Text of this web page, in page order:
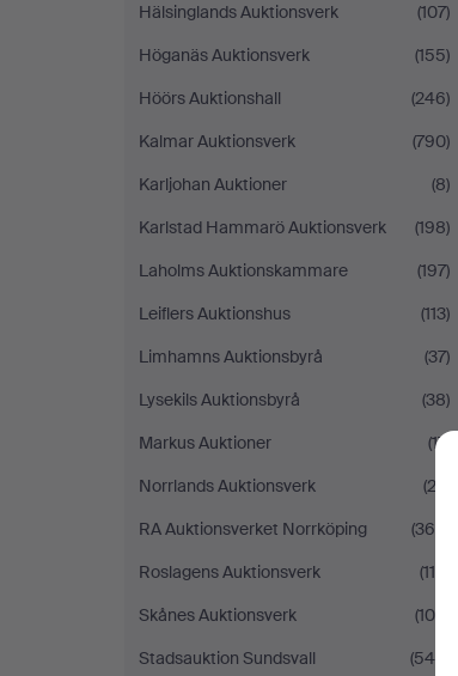
Hälsinglands Auktionsverk
(107)
Höganäs Auktionsverk
(155)
Höörs Auktionshall
(246)
Kalmar Auktionsverk
(790)
Karljohan Auktioner
(8)
Karlstad Hammarö Auktionsverk
(198)
Laholms Auktionskammare
(197)
Leiflers Auktionshus
(113)
Limhamns Auktionsbyrå
(37)
Lysekils Auktionsbyrå
(38)
Markus Auktioner
(17)
Norrlands Auktionsverk
(22)
RA Auktionsverket Norrköping
(365)
Roslagens Auktionsverk
(110)
Skånes Auktionsverk
(104)
Stadsauktion Sundsvall
(548)